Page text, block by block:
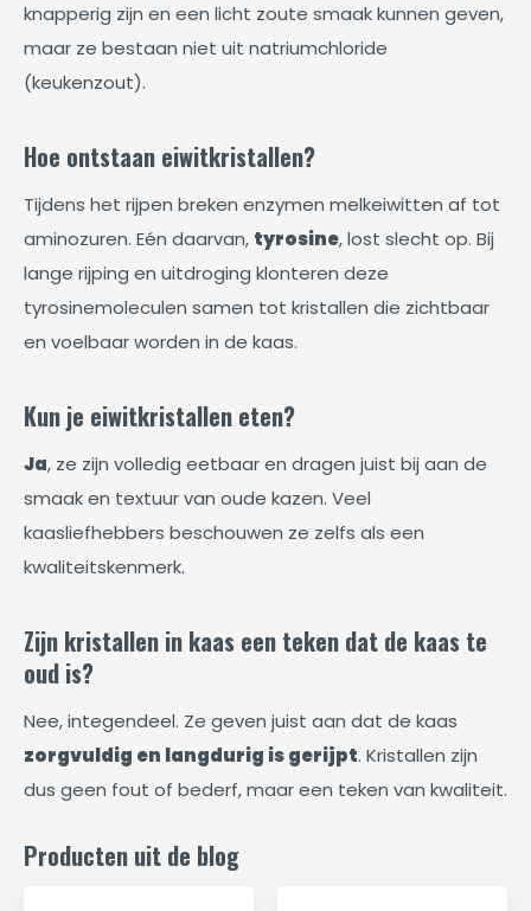
knapperig zijn en een licht zoute smaak kunnen geven,
maar ze bestaan niet uit natriumchloride
(keukenzout).
Hoe ontstaan eiwitkristallen?
Tijdens het rijpen breken enzymen melkeiwitten af tot
aminozuren. Eén daarvan, tyrosine, lost slecht op. Bij
lange rijping en uitdroging klonteren deze
tyrosinemoleculen samen tot kristallen die zichtbaar
en voelbaar worden in de kaas.
Kun je eiwitkristallen eten?
Ja, ze zijn volledig eetbaar en dragen juist bij aan de
smaak en textuur van oude kazen. Veel
kaasliefhebbers beschouwen ze zelfs als een
kwaliteitskenmerk.
Zijn kristallen in kaas een teken dat de kaas te
oud is?
Nee, integendeel. Ze geven juist aan dat de kaas
zorgvuldig en langdurig is gerijpt. Kristallen zijn
dus geen fout of bederf, maar een teken van kwaliteit.
Producten uit de blog